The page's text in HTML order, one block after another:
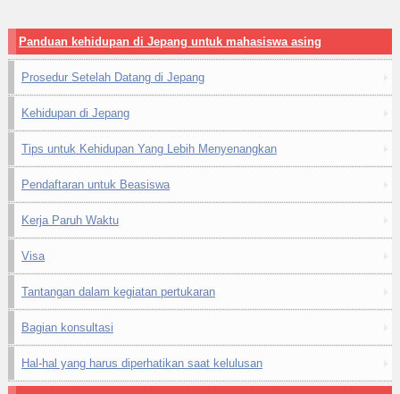
Panduan kehidupan di Jepang untuk mahasiswa asing
Prosedur Setelah Datang di Jepang
Kehidupan di Jepang
Tips untuk Kehidupan Yang Lebih Menyenangkan
Pendaftaran untuk Beasiswa
Kerja Paruh Waktu
Visa
Tantangan dalam kegiatan pertukaran
Bagian konsultasi
Hal-hal yang harus diperhatikan saat kelulusan